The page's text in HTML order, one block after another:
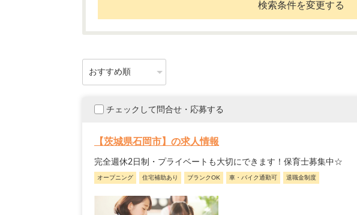
検索条件を変更する
チェックして問合せ・応募する
【茨城県石岡市】の求人情報
完全週休2日制・プライベートも大切にできます！保育士募集中☆
オープニング 住宅補助あり ブランクOK 車・バイク通勤可 退職金制度